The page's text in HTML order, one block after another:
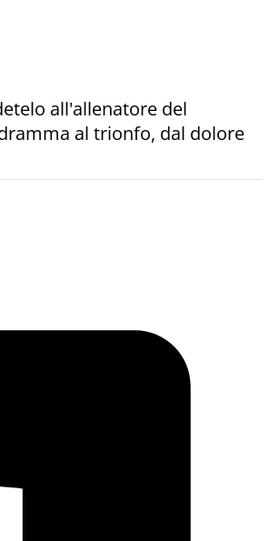
all'allenatore del
al trionfo, dal dolore